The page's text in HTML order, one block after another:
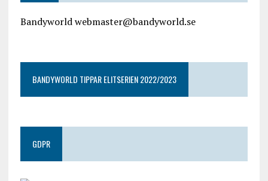
Bandyworld webmaster@bandyworld.se
BANDYWORLD TIPPAR ELITSERIEN 2022/2023
GDPR